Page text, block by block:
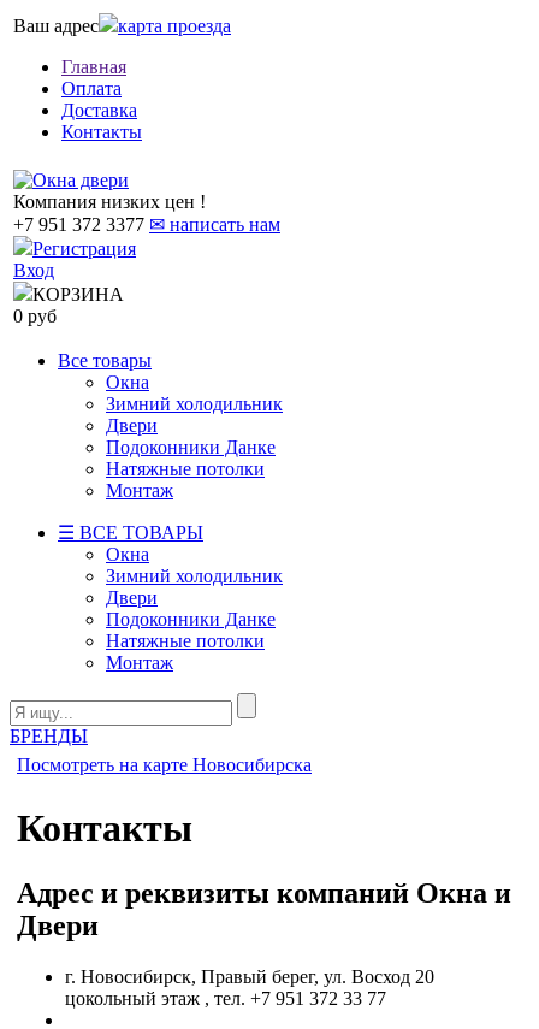
Ваш адрес
карта проезда
Главная
Оплата
Доставка
Контакты
Компания низких цен !
+7 951 372 3377 ✉ написать нам
Регистрация
Вход
КОРЗИНА
0 руб
Все товары
Окна
Зимний холодильник
Двери
Подоконники Данке
Натяжные потолки
Монтаж
☰ ВСЕ ТОВАРЫ
Окна
Зимний холодильник
Двери
Подоконники Данке
Натяжные потолки
Монтаж
БРЕНДЫ
Посмотреть на карте Новосибирска
Контакты
Адрес и реквизиты компаний Окна и
Двери
г. Новосибирск, Правый берег, ул. Восход 20
цокольный этаж , тел. +7 951 372 33 77